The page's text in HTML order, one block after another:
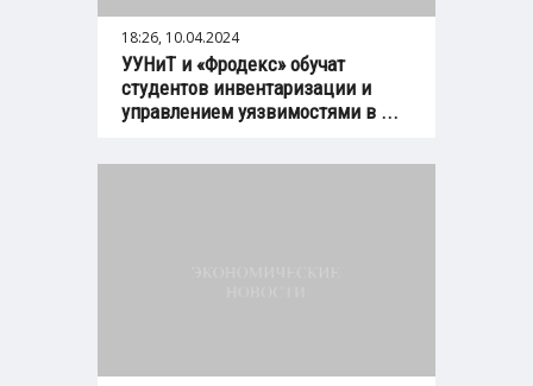
18:26, 10.04.2024
УУНиТ и «Фродекс» обучат
студентов инвентаризации и
управлением уязвимостями в ...